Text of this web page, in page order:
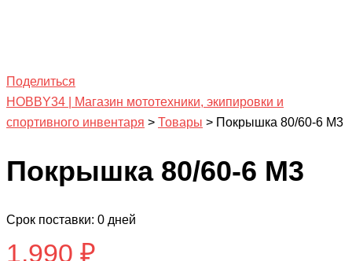
Поделиться
HOBBY34 | Магазин мототехники, экипировки и
спортивного инвентаря > Товары > Покрышка 80/60-6 М3
Покрышка 80/60-6 М3
Срок поставки: 0 дней
1,990 ₽